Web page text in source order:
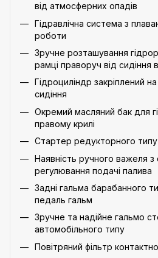
від атмосферних опадів
Гідравлічна система з
роботи
Зручне розташування
рамці праворуч від сидіння
Гідроциліндр закріплений
сидіння
Окремий масляний бак для
правому крилі
Стартер редукторного типу
Наявність ручного важеля
регулювання подачі палива
Задні гальма барабанного
педаль гальм
Зручне та надійне гальмо
автомобільного типу
Повітряний фільтр